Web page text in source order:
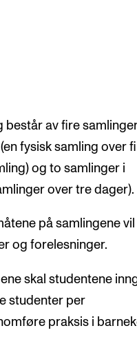
består av fire
fysisk samling over
og to samlinger i
over tre dager).
på samlingene
og forelesninger.
skal studentene
studenter per
praksis i